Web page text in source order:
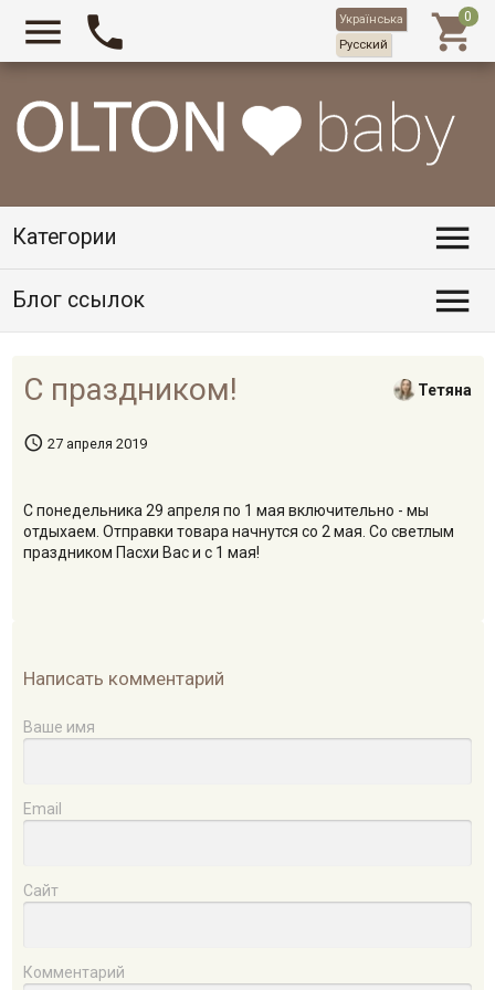
Категории 
  
Блог ссылок 
С праздником! Тетяна
 27 апреля 2019
С понедельника 29 апреля по 1 мая включительно - мы
отдыхаем. Отправки товара начнутся со 2 мая. Со светлым
праздником Пасхи Вас и с 1 мая!
Написать комментарий
Ваше имя
Email
Сайт
Комментарий
Українська
Русский